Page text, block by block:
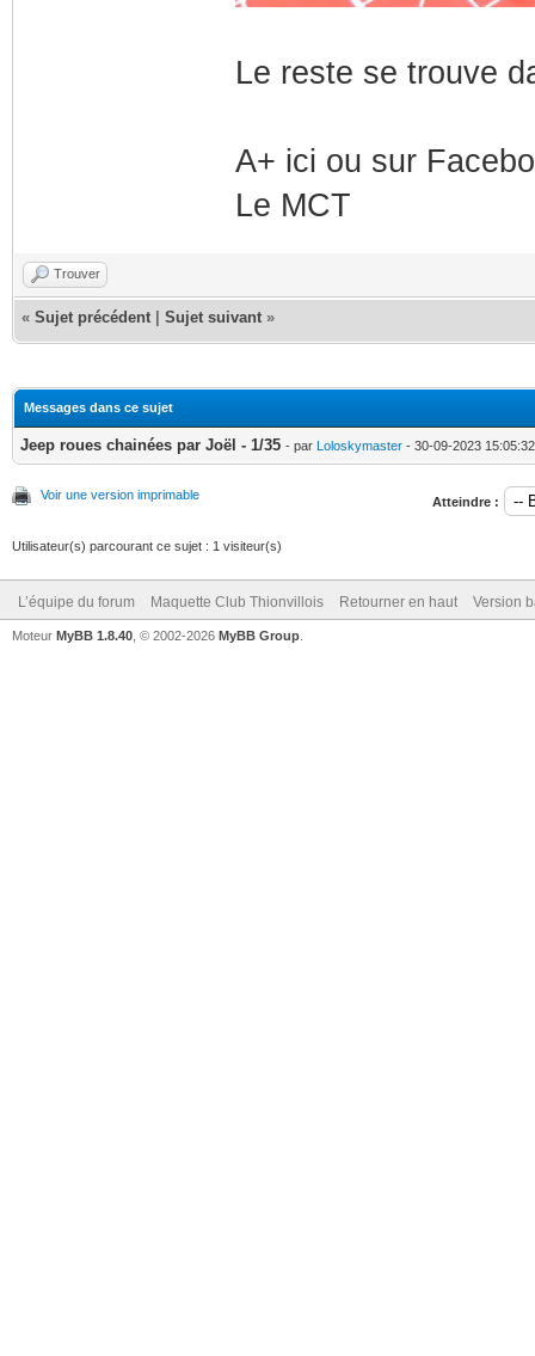
Le reste se trouve
A+ ici ou sur
Le MCT
Trouver
« Sujet précédent Sujet suivant »
Messages dans ce sujet
Jeep roues chainées par Joël - 1/35 - par Loloskymaster - 30-09-2023 15:05:32
Voir une version imprimable Atteindre :
Utilisateur(s) parcourant ce sujet : 1 visiteur(s)
L’équipe du forum Maquette Club Thionvillois Retourner en haut Version
Moteur MyBB 1.8.40 , © 2002-2026 MyBB Group